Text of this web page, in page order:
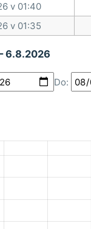
v 01:40
v 01:35
6.8.2026
Do: